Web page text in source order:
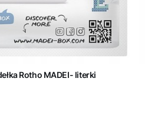
Rotho MADEI- literki